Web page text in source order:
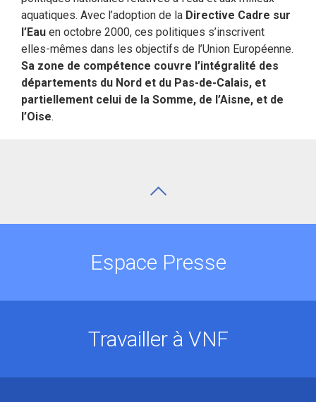
aquatiques. Avec l’adoption de la Directive Cadre sur
l’Eau en octobre 2000, ces politiques s’inscrivent
elles-mêmes dans les objectifs de l’Union Européenne.
Sa zone de compétence couvre l’intégralité des
départements du Nord et du Pas-de-Calais, et
partiellement celui de la Somme, de l’Aisne, et de
l’Oise.
Espace Presse
Travailler à VNF